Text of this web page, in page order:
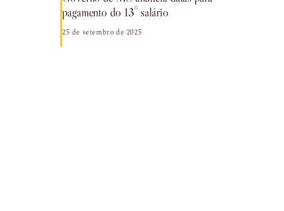
pagamento do 13° salário
25 de setembro de 2025